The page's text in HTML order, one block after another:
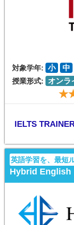
対象学年: 小 中
授業形式:
オンラ
IELTS
英語学習を、最短
Hybrid English